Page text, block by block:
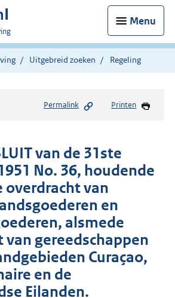
Menu
Uitgebreid zoeken Regeling
Permalink Printen
van de 31ste
No. 36, houdende
overdracht van
en
alsmede
van gereedschappen
Curaçao,
en de
Eilanden.